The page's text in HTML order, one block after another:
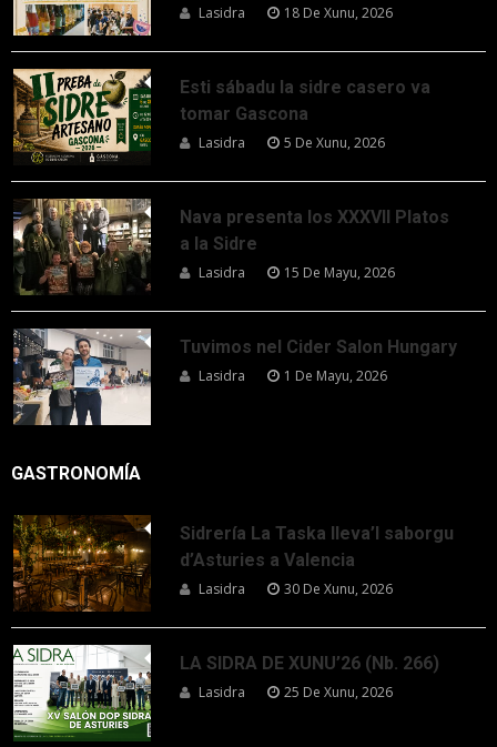
Lasidra 18 De Xunu, 2026
Esti sábadu la sidre casero va
tomar Gascona
Lasidra 5 De Xunu, 2026
Nava presenta los XXXVII Platos
a la Sidre
Lasidra 15 De Mayu, 2026
Tuvimos nel Cider Salon Hungary
Lasidra 1 De Mayu, 2026
GASTRONOMÍA
Sidrería La Taska lleva’l saborgu
d’Asturies a Valencia
Lasidra 30 De Xunu, 2026
LA SIDRA DE XUNU’26 (Nb. 266)
Lasidra 25 De Xunu, 2026